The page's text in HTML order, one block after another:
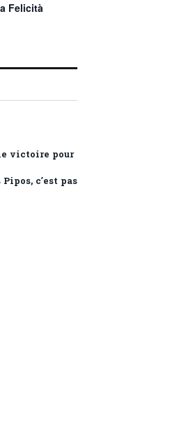
Felicità
victoire pour
c’est pas